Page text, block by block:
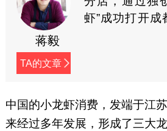
蒋毅
TA的文章
虾”成功打开成
战宝典。（微
众号：
中国的小龙虾消费，发端于江
来经过多年发展，形成了三大